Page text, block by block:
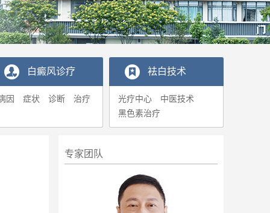
白癜风诊疗
因 症状 诊断 治疗
袪白技术
光疗中心
中医技术
黑色素治疗
专家团队